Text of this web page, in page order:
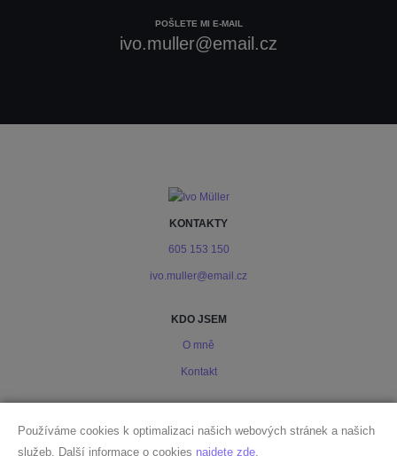
POŠLETE MI E-MAIL
ivo.muller@email.cz
KONTAKTY
605 153 150
ivo.muller@email.cz
KDO JSEM
O mně
Kontakt
Ochrana osobních údajů
Používáme cookies k optimalizaci našich webových stránek a našich
služeb. Další informace o cookies najdete zde.